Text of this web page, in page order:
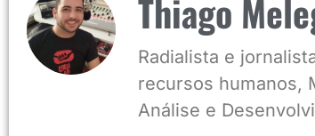
Thiago
Radialista e
recursos humanos,
Análise e